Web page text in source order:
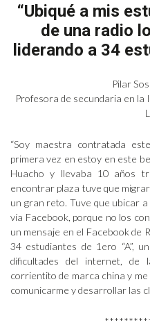
“Ubiqué a mis
de una radio
liderando a 34
Pilar
Profesora de secundaria en la
“Soy maestra contratada
primera vez en estoy en este
Huacho y llevaba 10 años
encontrar plaza tuve que
un gran reto. Tuve que ubicar
vía Facebook, porque no los
un mensaje en el Facebook de
34 estudiantes de 1ero “A”,
dificultades del internet, de
corrientito de marca china y
comunicarme y desarrollar las